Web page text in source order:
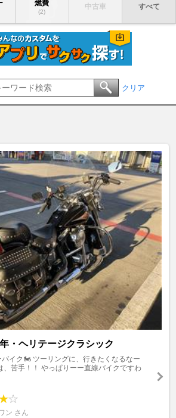
燃費
(2)
中古車 すべて
クリア
・ヘリテージクラシック
バイク🏍️ ツーリングに、行きたくなるなー
、苦手！！ やっぱりーー直線バイクですわ
ン さん